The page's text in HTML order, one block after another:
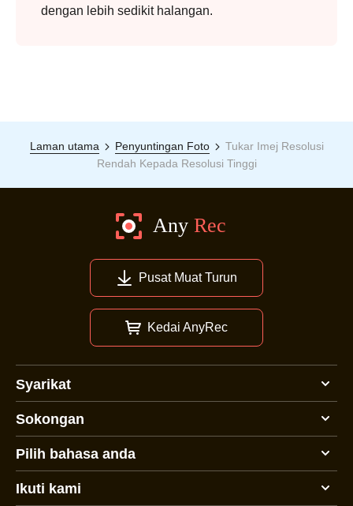
dengan lebih sedikit halangan.
Laman utama Penyuntingan Foto
Tukar Imej Resolusi
Rendah Kepada Resolusi Tinggi
Pusat Muat Turun
Kedai AnyRec
Syarikat
Sokongan
Pilih bahasa anda
Ikuti kami